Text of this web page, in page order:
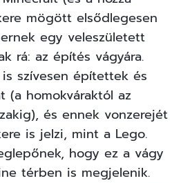
mögött elsődlegesen
egy veleszületett
rá: az építés vágyára.
szívesen építettek és
(a homokváraktól az
és ennek vonzerejét
is jelzi, mint a Lego.
hogy ez a vágy
térben is megjelenik.